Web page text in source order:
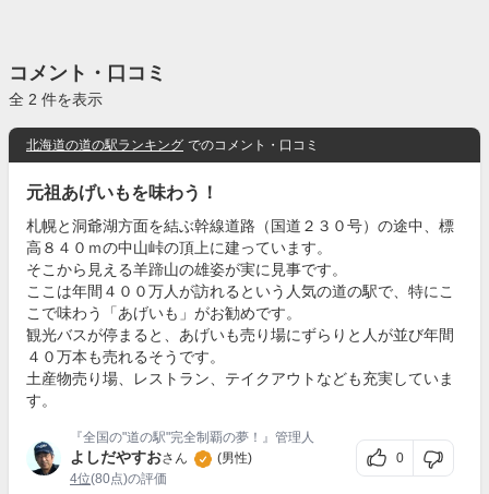
コメント・口コミ
全 2 件を表示
北海道の道の駅ランキング でのコメント・口コミ
元祖あげいもを味わう！
札幌と洞爺湖方面を結ぶ幹線道路（国道２３０号）の途中、標
高８４０ｍの中山峠の頂上に建っています。
そこから見える羊蹄山の雄姿が実に見事です。
ここは年間４００万人が訪れるという人気の道の駅で、特にこ
こで味わう「あげいも」がお勧めです。
観光バスが停まると、あげいも売り場にずらりと人が並び年間
４０万本も売れるそうです。
土産物売り場、レストラン、テイクアウトなども充実していま
す。
『全国の"道の駅"完全制覇の夢！』管理人
よしだやすおさん
(男性)
4位(80点)の評価
0